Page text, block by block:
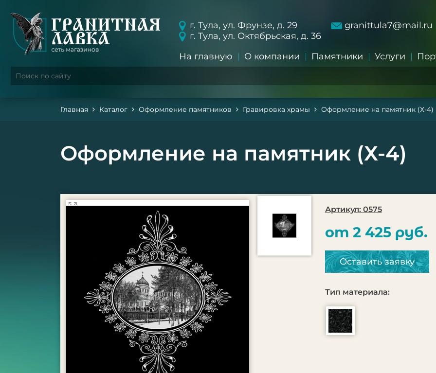
г. Тула, ул. Фрунзе, д. 29
г. Тула, ул. Октябрьская, д. 36
granittula7@mail.ru
На главную О компании Памятники Услуги
Главная Каталог Оформление памятников Гравировка храмы Оформление на памятник (Х-4)
Оформление на памятник (Х-4)
Артикул: 0575
от 2 425 руб.
Оставить заявку
Тип материала: